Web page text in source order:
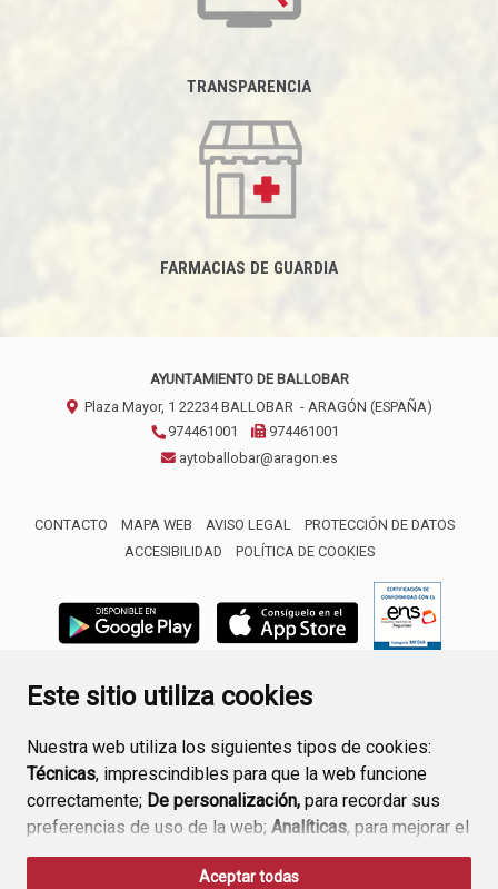
Este sitio utiliza cookies
Nuestra web utiliza los siguientes tipos de cookies:
Técnicas, imprescindibles para que la web funcione
correctamente; De personalización, para recordar sus
preferencias de uso de la web; Analíticas, para mejorar el
funcionamiento de la web y sus servicios.
Aceptar todas
TRANSPARENCIA
FARMACIAS DE GUARDIA
AYUNTAMIENTO DE BALLOBAR
Plaza Mayor, 1 22234 BALLOBAR - ARAGÓN (ESPAÑA)
974461001
974461001
aytoballobar@aragon.es
CONTACTO MAPA WEB AVISO LEGAL
PROTECCIÓN DE DATOS
ACCESIBILIDAD
POLÍTICA DE COOKIES